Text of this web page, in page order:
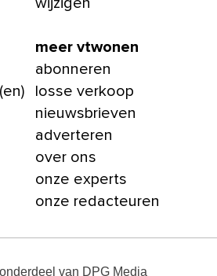
wijzigen
meer vtwonen
abonneren
losse verkoop
nieuwsbrieven
adverteren
over ons
onze experts
onze redacteuren
van DPG Media